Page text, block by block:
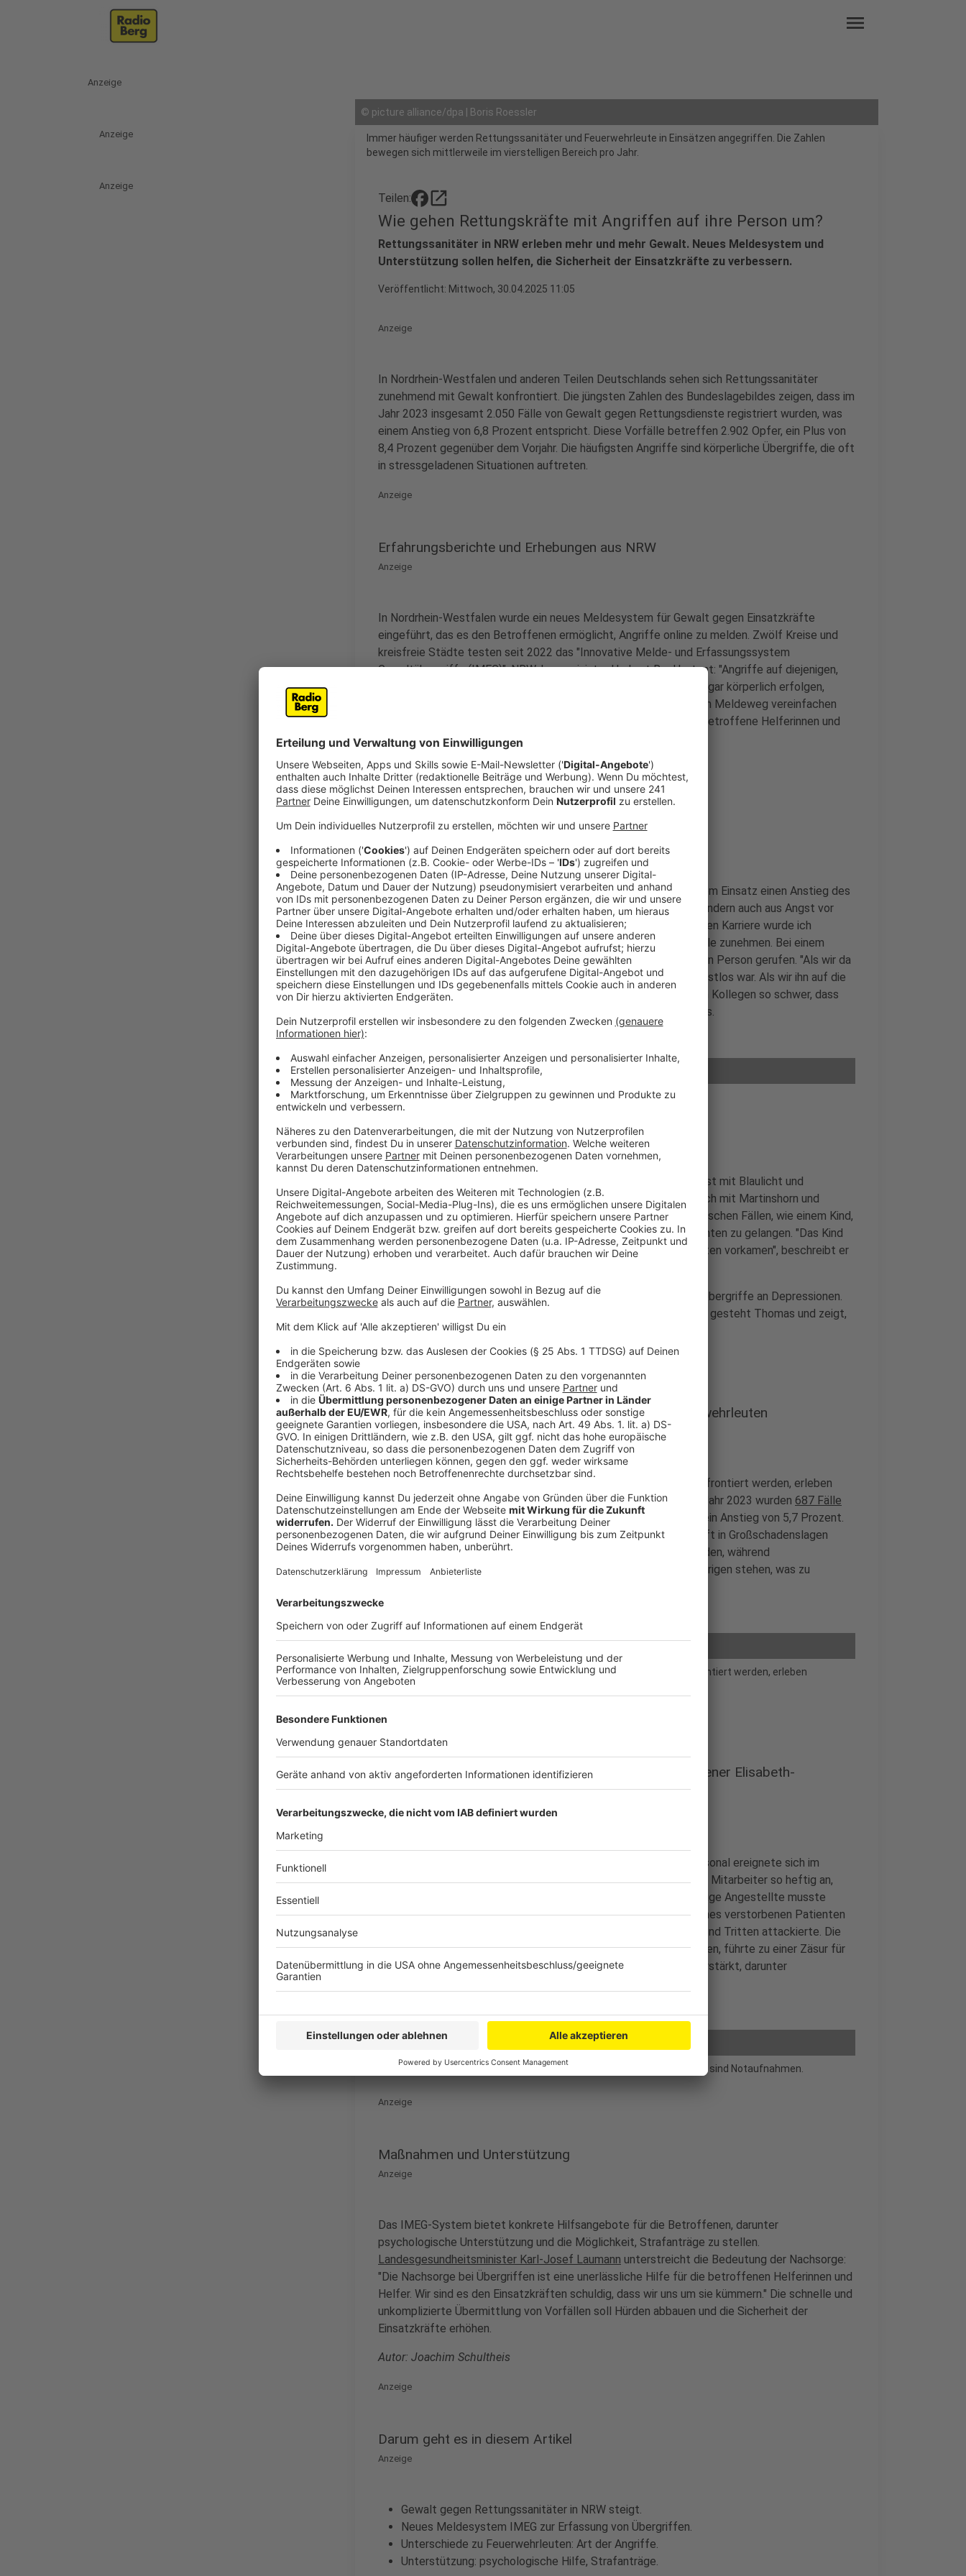
menu
Anzeige
Anzeige
Anzeige
© picture alliance/dpa | Boris Roessler
Immer häufiger werden Rettungssanitäter und Feuerwehrleute in Einsätzen angegriffen. Die Zahlen
bewegen sich mittlerweile im vierstelligen Bereich pro Jahr.
Teilen: open_in_new
Wie gehen Rettungskräfte mit Angriffen auf ihre Person um?
Rettungssanitäter in NRW erleben mehr und mehr Gewalt. Neues Meldesystem und
Unterstützung sollen helfen, die Sicherheit der Einsatzkräfte zu verbessern.
Veröffentlicht: Mittwoch, 30.04.2025 11:05
Anzeige
In Nordrhein-Westfalen und anderen Teilen Deutschlands sehen sich Rettungssanitäter
zunehmend mit Gewalt konfrontiert. Die jüngsten Zahlen des Bundeslagebildes zeigen, dass im
Jahr 2023 insgesamt 2.050 Fälle von Gewalt gegen Rettungsdienste registriert wurden, was
einem Anstieg von 6,8 Prozent entspricht. Diese Vorfälle betreffen 2.902 Opfer, ein Plus von
8,4 Prozent gegenüber dem Vorjahr. Die häufigsten Angriffe sind körperliche Übergriffe, die oft
in stressgeladenen Situationen auftreten.
Anzeige
Erfahrungsberichte und Erhebungen aus NRW
Anzeige
In Nordrhein-Westfalen wurde ein neues Meldesystem für Gewalt gegen Einsatzkräfte
eingeführt, das es den Betroffenen ermöglicht, Angriffe online zu melden. Zwölf Kreise und
kreisfreie Städte testen seit 2022 das "Innovative Melde- und Erfassungssystem
Gewaltübergriffe (IMEG)".NRW-Innenminister Herbert Reulbetont: "Angriffe auf diejenigen,
die uns schützen und dienen, egal ob sie verbal, nonverbal oder sogar körperlich erfolgen,
könnem und werden wir niemals akzeptieren." Das System soll den Meldeweg vereinfachen
und die Fallbearbeitung beschleunigen, wobei die Nachsorge für betroffene Helferinnen und
Helfer im Vordergrund steht.
Anzeige
Was ein Rettungssanitäter zu Übergriffen berichtet
Simon Thomas, Rettungssanitäter in Grevenbroich, erlebt bei jedem Einsatz einen Anstieg des
Pulses, nicht nur wegen der bevorstehenden Herausforderung, sondern auch aus Angst vor
Übergriffen. "Ja, tatsächlich. Zweimal in meiner vier- bis fünfjährigen Karriere wurde ich
angegriffen", berichtet Thomas und bestätigt, dass solche Vorfälle zunehmen. Bei einem
Einsatz wurden er und ein Kollege zu einer scheinbar bewusstlosen Person gerufen. "Als wir da
waren, haben wir festgestellt, dass der Patient nicht mehr bewusstlos war. Als wir ihn auf die
Trage bringen wollten, schlug er plötzlich um sich und traf meinen Kollegen so schwer, dass
dieser im Krankenhaus behandelt werden musste", erzählt Thomas.
©Jens Rustemeier
Simon Thomas ist junger Rettungssanitäter aus Grevenbroich
Anzeige
Die Aggressivität gegenüber Rettungskräften nimmt zu, und selbst mit Blaulicht und
Martinshorn wird ihnen die Vorfahrt genommen. "Es wird einem auch mit Martinshorn und
Blaulicht noch die Vorfahrt genommen", sagt Thomas. Bei dramatischen Fällen, wie einem Kind,
das von einem Auto überrollt wurde, wird es schwierig, zum Patienten zu gelangen. "Das Kind
war von Menschen umschart, sodass wir gar nicht bis zum Patienten vorkamen", beschreibt er
Laut DRK leiden 13 bis 14 Prozent der Mitarbeiter durch solche Übergriffe an Depressionen.
"Das nimmt uns mit, das nimmt uns auch teilweise langfristig mit", gesteht Thomas und zeigt,
wie belastend diese Erlebnisse sind.
Unterschiede zwischen Rettungssanitätern und Feuerwehrleuten
Anzeige
Während Rettungssanitäter häufig mit körperlichen Angriffen konfrontiert werden, erleben
Feuerwehrleute vermehrt verbale und nonverbale Übergriffe. Im Jahr 2023 wurden 687 Fälle
von Gewalt gegen Feuerwehrkräftedeutschlandweit registriert, ein Anstieg von 5,7 Prozent.
Die Natur der Einsätze unterscheidet sich: Feuerwehrleute sind oft in Großschadenslagen
tätig, wo sie mit aggressiven Menschenmengen konfrontiert werden, während
Rettungssanitäter in direktem Kontakt mit Patienten und Angehörigen stehen, was zu
Während Rettungssanitäter häufig mit körperlichen Angriffen konfrontiert werden, erleben
Feuerwehrleute vermehrt verbale und nonverbale Übergriffe.
Anzeige
Gewalt gegen medizinisches Personal: Der Fall im Essener Elisabeth-
Krankenhaus
Anzeige
Ein erschreckendes Beispiel für Gewalt gegen medizinisches Personal ereignete sich im
Essener Elisabeth-Krankenhaus. Besucher eines Patienten griffen Mitarbeiter so heftig an,
dass mindestens sechs Angestellte verletzt wurden. Eine 23-jährige Angestellte musste
stationär behandelt werden. Der Vorfall begann, als die Familie eines verstorbenen Patienten
die Todesnachricht erhielt und daraufhin die Ärztin mit Schlägen und Tritten attackierte. Die
Aggressivität der Angreifer, die dem Clan-Milieu zugeordnet werden, führte zu einer Zäsur für
das Krankenhaus. Als Reaktion wurden Sicherheitsmaßnahmen verstärkt, darunter
Anzeige
©picture alliance/dpa | Christian Charisius
Häufiger Tatort für tätliche Angriffe auf medizinisches Fachpersonal sind Notaufnahmen.
Anzeige
Maßnahmen und Unterstützung
Anzeige
Das IMEG-System bietet konkrete Hilfsangebote für die Betroffenen, darunter
psychologische Unterstützung und die Möglichkeit, Strafanträge zu stellen.
Landesgesundheitsminister Karl-Josef Laumann unterstreicht die Bedeutung der Nachsorge:
"Die Nachsorge bei Übergriffen ist eine unerlässliche Hilfe für die betroffenen Helferinnen und
Helfer. Wir sind es den Einsatzkräften schuldig, dass wir uns um sie kümmern." Die schnelle und
unkomplizierte Übermittlung von Vorfällen soll Hürden abbauen und die Sicherheit der
Einsatzkräfte erhöhen.
Autor: Joachim Schultheis
Anzeige
Darum geht es in diesem Artikel
Anzeige
Gewalt gegen Rettungssanitäter in NRW steigt.
Neues Meldesystem IMEG zur Erfassung von Übergriffen.
Unterschiede zu Feuerwehrleuten: Art der Angriffe.
Unterstützung: psychologische Hilfe, Strafanträge.